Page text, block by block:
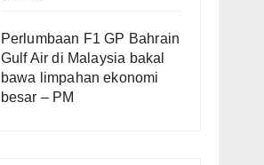
Perlumbaan F1 GP Bahrain
Gulf Air di Malaysia bakal
bawa limpahan ekonomi
besar – PM